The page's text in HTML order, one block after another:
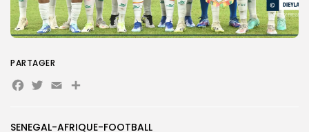
for:
FR
SENEGAL-AFRIQUE-FOOTBALL
PARTAGER
Facebook
Twitter
EmailPartager